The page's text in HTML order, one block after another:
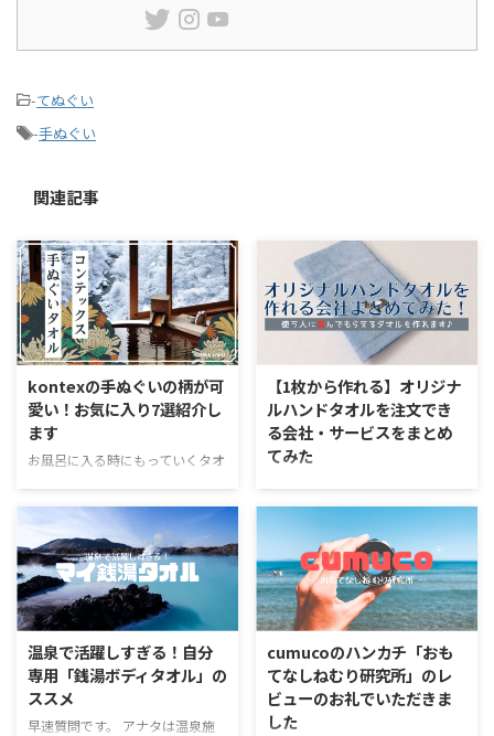
-てぬぐい
-手ぬぐい
関連記事
kontexの手ぬぐいの柄が可
愛い！お気に入り7選紹介し
ます
お風呂に入る時にもっていくタオ
ル」、どっち派ですか？ タオル
は吸水力がよくてフワフワ気持ち
いい、手ぬぐいは乾きやすい。そ
れぞれにメリットはありますが、
吸水すれば乾きにくい、乾きやす
いってことは吸水力が足りない。
そんな悩みを一気に解決してくれ
るのが、今治の老舗メーカー
kontex（コンテックス）の「手ぬ
ぐいタオル（布ごよみ）」です。
今回は、私が思わずコレクション
【1枚から作れる】オリジナ
ルハンドタオルを注文でき
る会社・サービスをまとめ
てみた
なかでも使用頻度や用途が多いの
でプレゼントでも選ばれやすいア
イテムですね。 チームタオルや
ノベルティとして小さいサイズの
ハンカチタオルを選ぶ会社・企業
も増えているようです。 今回はデ
ザインに独自性とこだわりがある
方向けに、オリジナルデザインの
ハンドタオルを作れるサービスを
紹介します。 オリジナルハンド
タオルを作れる会社７選 オリジ
温泉で活躍しすぎる！自分
専用「銭湯ボディタオル」の
ススメ
早速質問です。 アナタは温泉施
cumucoのハンカチ「おも
てなしねむり研究所」のレ
ビューのお礼でいただきま
した